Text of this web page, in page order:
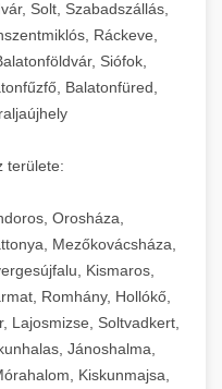
szeletelő
berendezések
Hosszabbítsa a
meg a termék
Gép +
professzionális
megoldások.
gép
számára. Nagy
precíz
+
és hűtőkamrák
számára.
nagy
+
nagy
Solt, Szabadszállás,
Ráckeve,
Siófok,
Balatonfüred,
területe:
Orosháza,
Mezőkovácsháza,
Kismaros,
Romhány, Hollókő,
Lajosmizse, Soltvadkert,
Jánoshalma,
Kiskunmajsa,